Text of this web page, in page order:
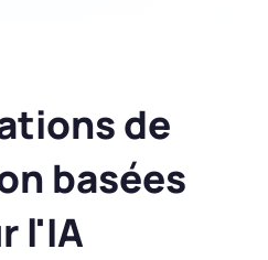
de
basées
l'IA